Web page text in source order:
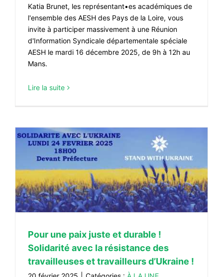
Katia Brunet, les représentant•es académiques de
l'ensemble des AESH des Pays de la Loire, vous
invite à participer massivement à une Réunion
d'Information Syndicale départementale spéciale
AESH le mardi 16 décembre 2025, de 9h à 12h au
Mans.
Lire la suite
Pour une paix juste et durable !
Solidarité avec la résistance des
travailleuses et travailleurs d’Ukraine !